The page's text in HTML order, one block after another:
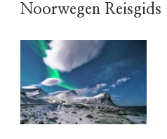
Noorwegen Reisgids